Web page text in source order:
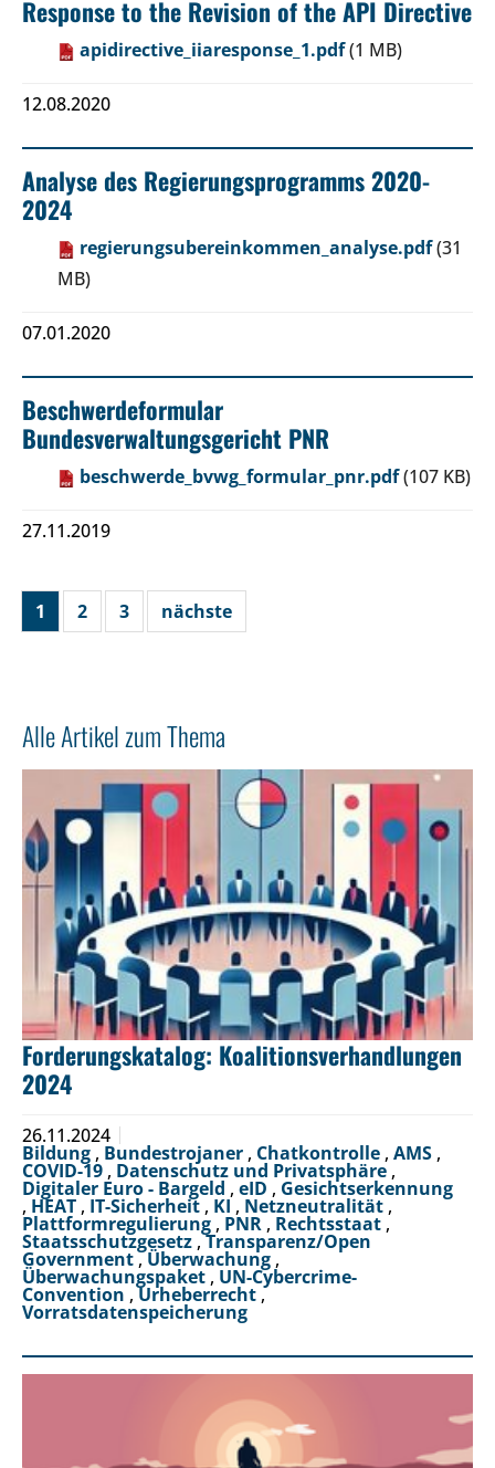
Response to the Revision of the API Directive
apidirective_iiaresponse_1.pdf(1 MB)
12.08.2020
Analyse des Regierungsprogramms 2020-
2024
regierungsubereinkommen_analyse.pdf(31
MB)
07.01.2020
Beschwerdeformular
Bundesverwaltungsgericht PNR
beschwerde_bvwg_formular_pnr.pdf(107 KB)
27.11.2019
1 2 3 nächste
Alle Artikel zum Thema
Forderungskatalog: Koalitionsverhandlungen
2024
26.11.2024
Bildung , Bundestrojaner , Chatkontrolle , AMS ,
COVID-19 , Datenschutz und Privatsphäre ,
Digitaler Euro - Bargeld , eID , Gesichtserkennung
, HEAT , IT-Sicherheit , KI, Netzneutralität ,
Plattformregulierung , PNR , Rechtsstaat ,
Staatsschutzgesetz ,Transparenz/Open
Government,Überwachung ,
Überwachungspaket , UN-Cybercrime-
Convention ,Urheberrecht ,
Vorratsdatenspeicherung